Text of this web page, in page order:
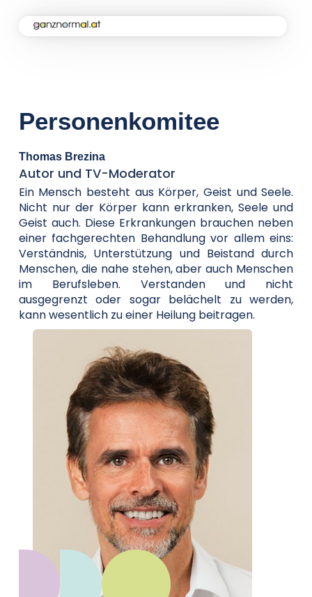
Aktuelles
Soforthilfe
Über uns
Kontakt
Personenkomitee
Thomas Brezina
Autor und TV-Moderator
Ein Mensch besteht aus Körper, Geist und Seele.
Nicht nur der Körper kann erkranken, Seele und
Geist auch. Diese Erkrankungen brauchen neben
einer fachgerechten Behandlung vor allem eins:
Verständnis, Unterstützung und Beistand durch
Menschen, die nahe stehen, aber auch Menschen
im Berufsleben. Verstanden und nicht
ausgegrenzt oder sogar belächelt zu werden,
kann wesentlich zu einer Heilung beitragen.